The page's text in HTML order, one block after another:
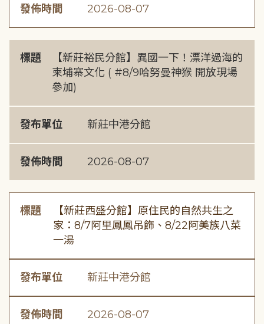
發佈時間 2026-08-07
標題
【新莊裕民分館】異國一下！漂洋過海的
柬埔寨文化 ( #8/9哈努曼神猴 開放現場
參加)
發布單位 新莊中港分館
發佈時間 2026-08-07
標題
【新莊西盛分館】原住民的自然共生之
家：8/7阿里鳳鳳吊飾、8/22阿美族八菜
一湯
發布單位 新莊中港分館
發佈時間 2026-08-07